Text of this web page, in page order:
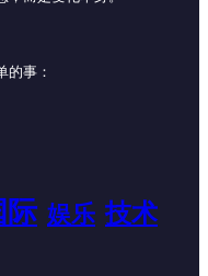
的事：
际 娱乐 技术